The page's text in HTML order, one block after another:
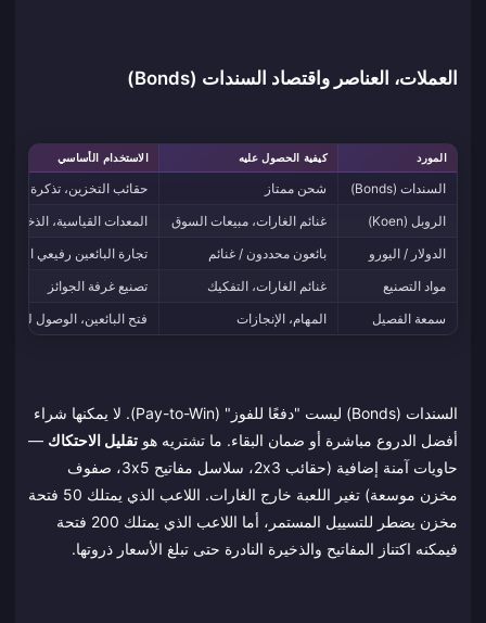
العملات، العناصر واقتصاد السندات (Bonds)
المورد كيفية الحصول عليه الاستخدام الأساسي
السندات (Bonds) شحن ممتاز
حقائب التخزين، تذكرة
الروبل (Koen)
غنائم الغارات، مبيعات السوق
المعدات القياسية،
الدولار / اليورو
بائعون محددون / غنائم
تجارة البائعين رفيعي
مواد التصنيع
غنائم الغارات، التفكيك
تصنيع غرفة الجوائز
سمعة الفصيل
المهام، الإنجازات فتح البائعين، الوصول
السندات (Bonds) ليست "دفعًا للفوز" (Pay-to-Win). لا يمكنها شراء
أفضل الدروع مباشرة أو ضمان البقاء. ما تشتريه هو تقليل الاحتكاك —
حاويات آمنة إضافية (حقائب 2x3، سلاسل مفاتيح 3x5، صفوف
مخزن موسعة) تغير اللعبة خارج الغارات. اللاعب الذي يمتلك 50 فتحة
مخزن يضطر للتسييل المستمر، أما اللاعب الذي يمتلك 200 فتحة
فيمكنه اكتناز المفاتيح والذخيرة النادرة حتى تبلغ الأسعار ذروتها.